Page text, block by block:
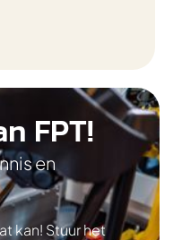
FPT!
en
kan! Stuur het